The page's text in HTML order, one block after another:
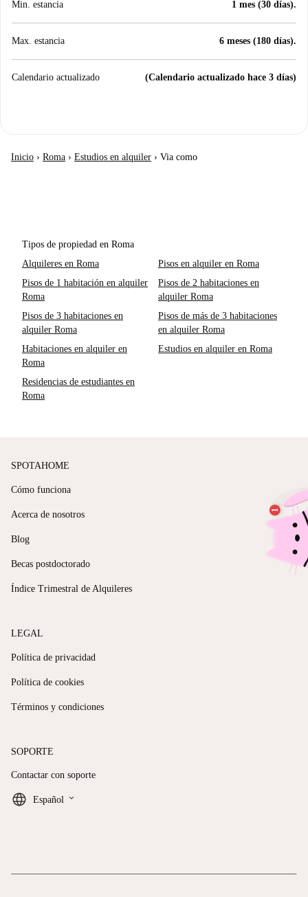
Min. estancia 1 mes (30 días).
Max. estancia 6 meses (180 días).
Calendario actualizado (Calendario actualizado hace 3 días)
Inicio › Roma › Estudios en alquiler › Via como
Tipos de propiedad en Roma
Alquileres en Roma
Pisos en alquiler en Roma
Pisos de 1 habitación en alquiler
Roma
Pisos de 2 habitaciones en
alquiler Roma
Pisos de 3 habitaciones en
alquiler Roma
Pisos de más de 3 habitaciones
en alquiler Roma
Habitaciones en alquiler en
Roma
Estudios en alquiler en Roma
Residencias de estudiantes en
Roma
SPOTAHOME
Cómo funciona
Acerca de nosotros
Blog
Becas postdoctorado
Índice Trimestral de Alquileres
LEGAL
Política de privacidad
Política de cookies
Términos y condiciones
SOPORTE
Contactar con soporte
Español keyboard_arrow_down